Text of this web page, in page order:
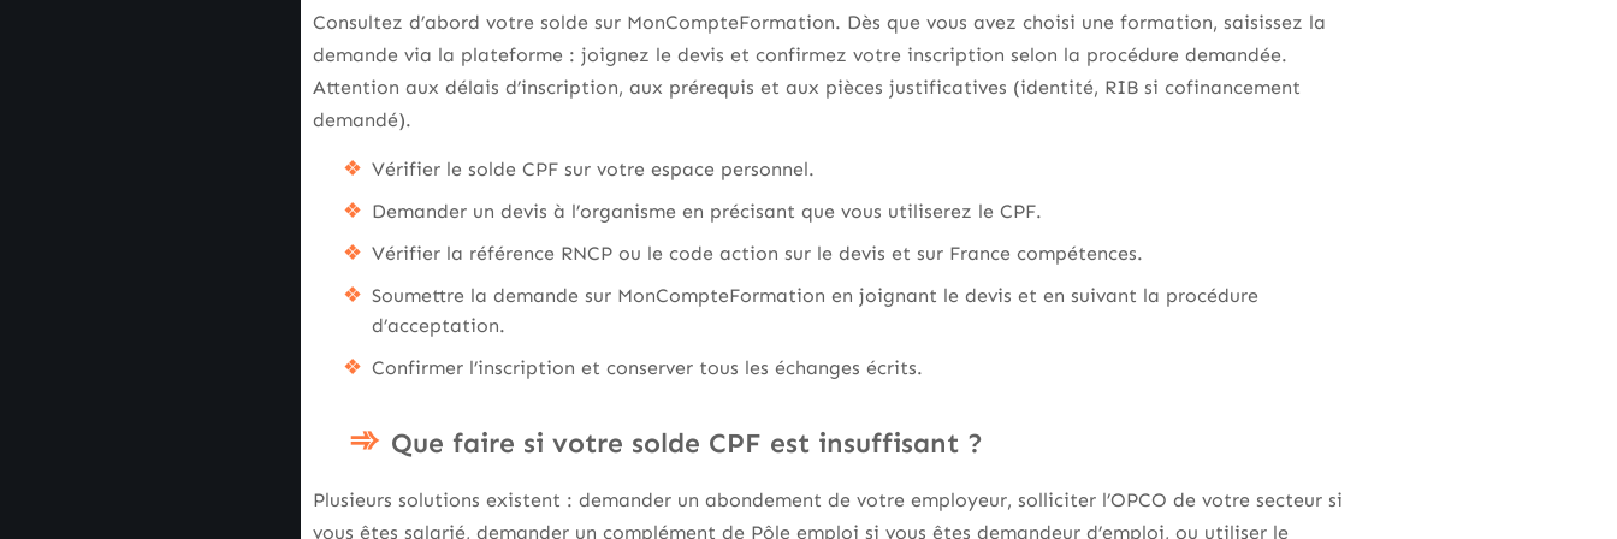
Consultez d’abord votre solde sur MonCompteFormation. Dès que vous avez choisi une formation, saisissez la
demande via la plateforme : joignez le devis et confirmez votre inscription selon la procédure demandée.
Attention aux délais d’inscription, aux prérequis et aux pièces justificatives (identité, RIB si cofinancement
demandé).
Vérifier le solde CPF sur votre espace personnel.
Demander un devis à l’organisme en précisant que vous utiliserez le CPF.
Vérifier la référence RNCP ou le code action sur le devis et sur France compétences.
Soumettre la demande sur MonCompteFormation en joignant le devis et en suivant la procédure
d’acceptation.
Confirmer l’inscription et conserver tous les échanges écrits.
Que faire si votre solde CPF est insuffisant ?
Plusieurs solutions existent : demander un abondement de votre employeur, solliciter l’OPCO de votre secteur si
vous êtes salarié, demander un complément de Pôle emploi si vous êtes demandeur d’emploi, ou utiliser le